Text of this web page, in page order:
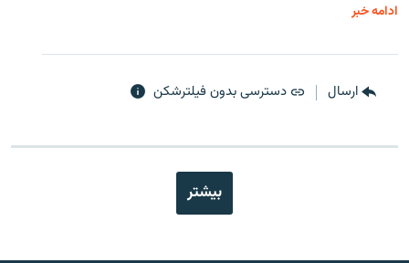
ادامه خبر
ارسال دسترسی بدون فیلترشکن
بیشتر